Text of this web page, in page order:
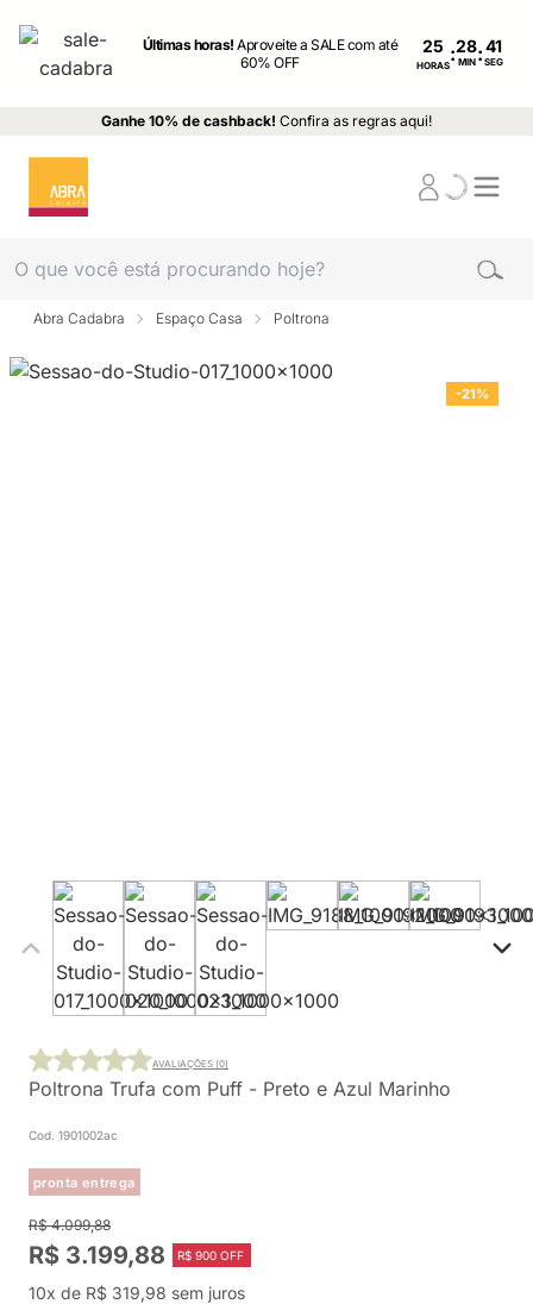
Últimas horas!Aproveite a SALE com até
60% OFF
25
HORAS: MIN : SEG
Ganhe 10% de cashback! Confira as regras aqui!
Abra Cadabra Espaço Casa Poltrona
-21%
Poltrona Trufa com Puff - Preto e Azul Marinho
Cod. 1901002ac
pronta entrega
AVALIAÇÕES (0)
R$ 4.099,88
R$ 3.199,88 R$ 900 OFF
10x de R$ 319,98 sem juros